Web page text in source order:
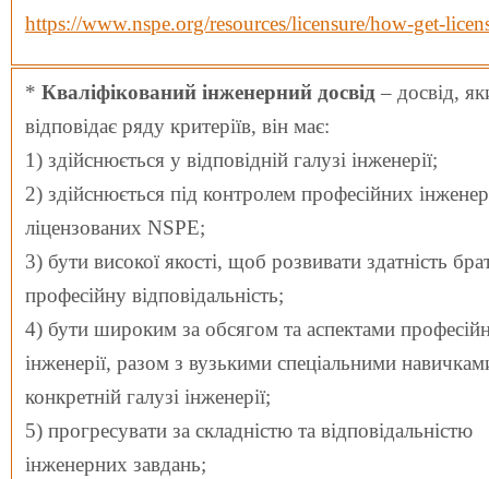
https://www.nspe.org/resources/licensure/how-get-
* Кваліфікований інженерний досвід – досвід,
відповідає ряду критеріїв, він має:
1) здійснюється у відповідній галузі інженерії;
2) здійснюється під контролем професійних
ліцензованих NSPE;
3) бути високої якості, щоб розвивати здатність
професійну відповідальність;
4) бути широким за обсягом та аспектами
інженерії, разом з вузькими спеціальними
конкретній галузі інженерії;
5) прогресувати за складністю та відповідальністю
інженерних завдань;